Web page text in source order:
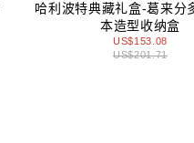
哈利波特典藏礼盒-葛来分
本造型收纳盒
US$153.08
US$201.71